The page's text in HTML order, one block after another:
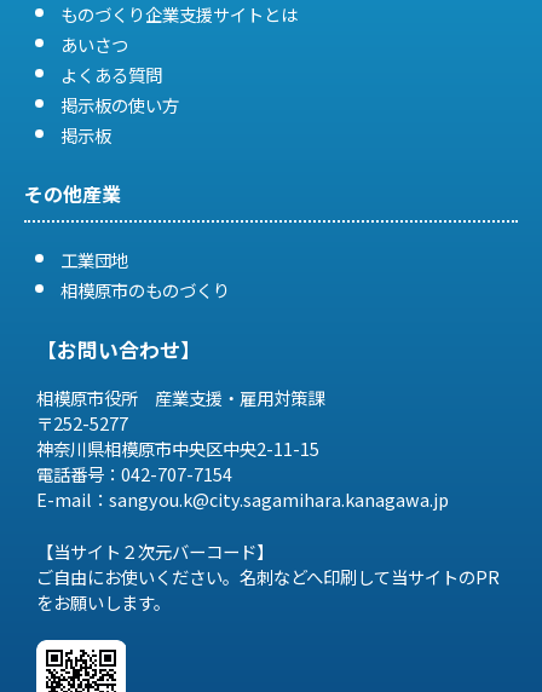
ものづくり企業支援サイトとは
あいさつ
よくある質問
掲示板の使い方
掲示板
その他産業
工業団地
相模原市のものづくり
【お問い合わせ】
相模原市役所 産業支援・雇用対策課
〒252-5277
神奈川県相模原市中央区中央2-11-15
電話番号：042-707-7154
E-mail：sangyou.k@city.sagamihara.kanagawa.jp
【当サイト２次元バーコード】
ご自由にお使いください。名刺などへ印刷して当サイトのPR
をお願いします。